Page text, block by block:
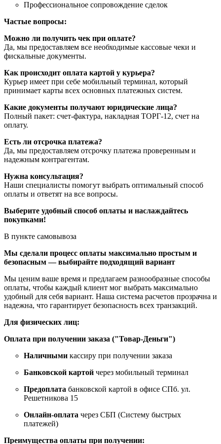
Профессиональное сопровождение сделок
Частые вопросы:
Можно ли получить чек при оплате?
Да, мы предоставляем все необходимые кассовые чеки и
фискальные документы.
Как происходит оплата картой у курьера?
Курьер имеет при себе мобильный терминал, который
принимает карты всех основных платежных систем.
Какие документы получают юридические лица?
Полный пакет: счет-фактура, накладная ТОРГ-12, счет на
оплату.
Есть ли отсрочка платежа?
Да, мы предоставляем отсрочку платежа проверенным и
надежным контрагентам.
Нужна консультация?
Наши специалисты помогут выбрать оптимальный способ
оплаты и ответят на все вопросы.
Выберите удобный способ оплаты и наслаждайтесь
покупками!
В пункте самовывоза
Мы сделали процесс оплаты максимально простым и
безопасным — выбирайте подходящий вариант
Мы ценим ваше время и предлагаем разнообразные способы
оплаты, чтобы каждый клиент мог выбрать максимально
удобный для себя вариант. Наша система расчетов прозрачна и
надежна, что гарантирует безопасность всех транзакций.
Для физических лиц:
Оплата при получении заказа ("Товар-Деньги")
Наличными кассиру при получении заказа
Банковской картой через мобильный терминал
Предоплата банковской картой в офисе СПб. ул.
Решетникова 15
Онлайн-оплата через СБП (Систему быстрых
платежей)
Преимущества оплаты при получении: